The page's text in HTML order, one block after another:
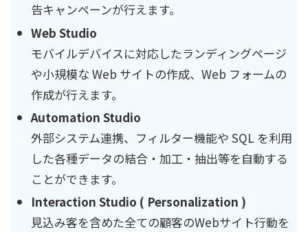
告キャンペーンが行えます。
Web Studio
モバイルデバイスに対応したランディングページ
や小規模な Web サイトの作成、Web フォームの
作成が行えます。
Automation Studio
外部システム連携、フィルター機能や SQL を利用
した各種データの結合・加工・抽出等を自動する
ことができます。
Interaction Studio ( Personalization )
見込み客を含めた全ての顧客のWebサイト行動を